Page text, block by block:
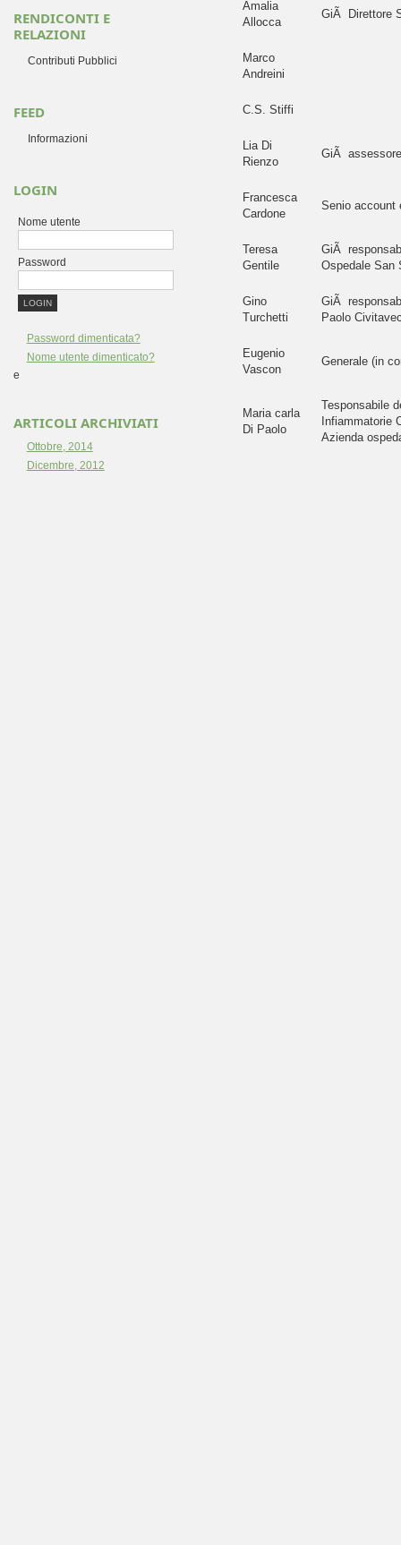
Amalia
Allocca
GiÃ Direttore
Marco
Andreini
C.S. Stiffi
Lia Di
Rienzo
GiÃ
Francesca
Cardone
Senio account
Teresa
Gentile
GiÃ
Ospedale San
Gino
Turchetti
GiÃ
Paolo
Eugenio
Vascon
Generale (in
Maria carla
Di Paolo
Tesponsabile
Infiammatorie
Azienda
RENDICONTI E
RELAZIONI
Contributi Pubblici
FEED
Informazioni
LOGIN
Nome utente
Password
Password dimenticata?
Nome utente dimenticato?
e
ARTICOLI ARCHIVIATI
Ottobre, 2014
Dicembre, 2012